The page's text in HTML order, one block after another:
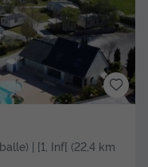
| [1, Inf[ (22,4 km